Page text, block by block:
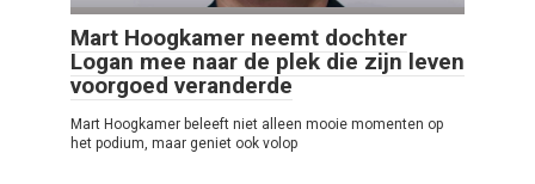
Mart Hoogkamer neemt dochter
Logan mee naar de plek die zijn leven
voorgoed veranderde
Mart Hoogkamer beleeft niet alleen mooie momenten op
het podium, maar geniet ook volop